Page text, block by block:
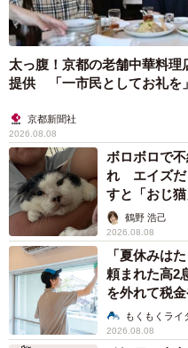
太っ腹！京都の老舗中華料
提供 「一市民としてお礼を
京都新聞社
2026.08.08
ボロボロで
れ エイズだ
すと「おじ
鶴野 浩己
2026.08.08
「夏休みは
頼まれた高2
を外れて税
説】もくもくライ
2026.08.08